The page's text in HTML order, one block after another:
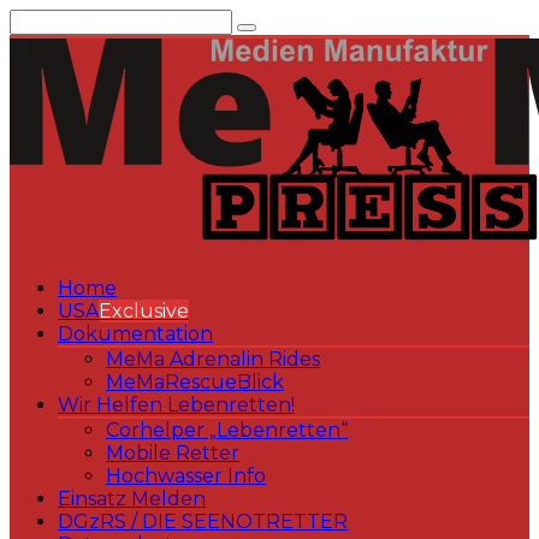
Inhalt
springen
Home
USAExclusive
Dokumentation
MeMa Adrenalin Rides
MeMaRescueBlick
Wir Helfen Lebenretten!
Corhelper „Lebenretten“
Mobile Retter
Hochwasser Info
Einsatz Melden
DGzRS / DIE SEENOTRETTER